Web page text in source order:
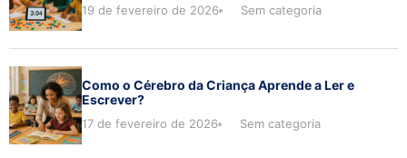
19 de fevereiro de 2026 Sem categoria
Como o Cérebro da Criança Aprende a Ler e
Escrever?
17 de fevereiro de 2026 Sem categoria